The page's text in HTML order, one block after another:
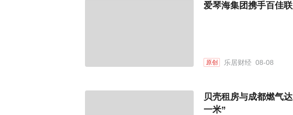
爱琴海集团携手百佳
原创 乐居财经 08-08
贝壳租房与成都燃气
一米”